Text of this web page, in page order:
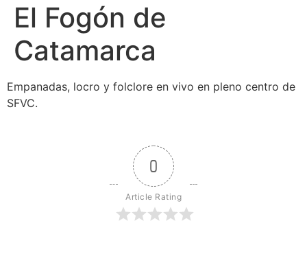
El Fogón de
Catamarca
Empanadas, locro y folclore en vivo en pleno centro de
SFVC.
0
Article Rating